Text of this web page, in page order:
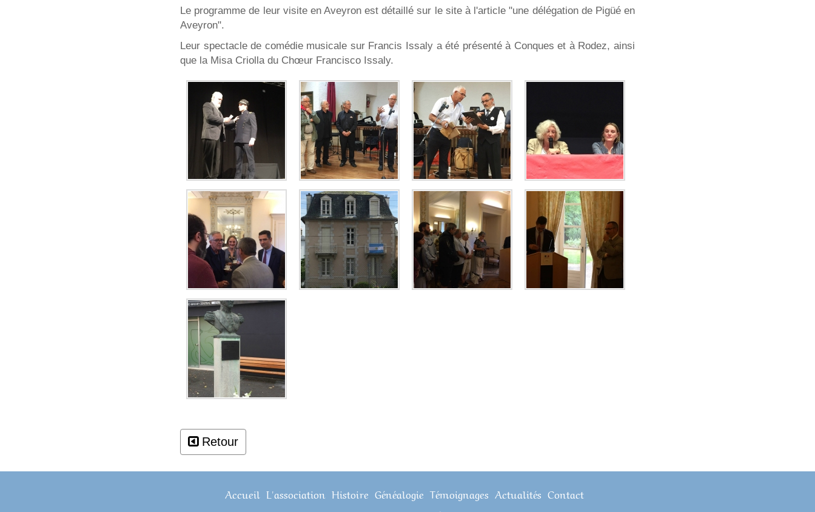
Le programme de leur visite en Aveyron est détaillé sur le site à l'article "une délégation de Pigüé en
Aveyron".
Leur spectacle de comédie musicale sur Francis Issaly a été présenté à Conques et à Rodez, ainsi
que la Misa Criolla du Chœur Francisco Issaly.
Retour
Accueil L'association Histoire Généalogie Témoignages Actualités Contact